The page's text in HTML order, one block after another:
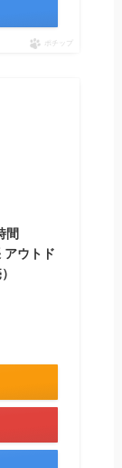
ポチップ
間
ウトド